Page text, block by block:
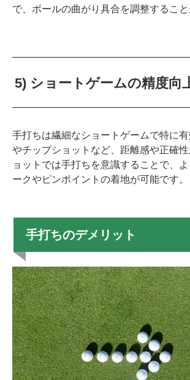
で、ボールの曲がり具合を調整すること
5) ショートゲームの精度向
手打ちは繊細なショートゲームで特に
やチップショットなど、距離感や正確
ョットでは手打ちを意識することで、
ークやピンポイントの着地が可能です。
手打ちのデメリット